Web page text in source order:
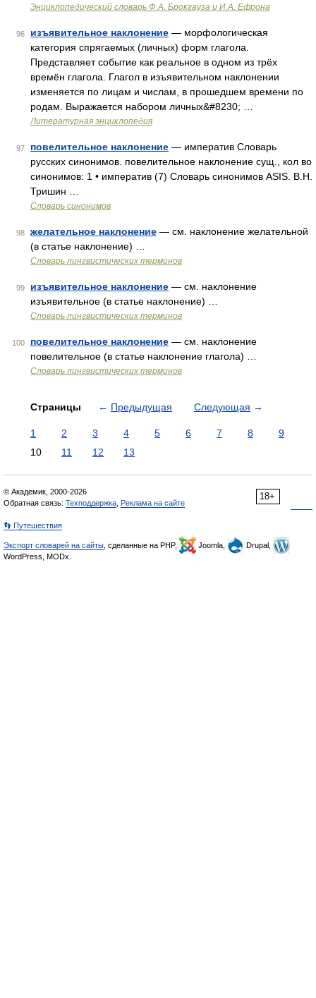
Энциклопедический словарь Ф.А. Брокгауза и И.А. Ефрона
96 изъявительное наклонение — морфологическая
категория спрягаемых (личных) форм глагола.
Представляет событие как реальное в одном из трёх
времён глагола. Глагол в изъявительном наклонении
изменяется по лицам и числам, в прошедшем времени по
родам. Выражается набором личных&#8230; …
Литературная энциклопедия
97 повелительное наклонение — императив Словарь
русских синонимов. повелительное наклонение сущ., кол во
синонимов: 1 • императив (7) Словарь синонимов ASIS. В.Н.
Тришин …
Словарь синонимов
98 желательное наклонение — см. наклонение желательной
(в статье наклонение) …
Словарь лингвистических терминов
99 изъявительное наклонение — см. наклонение
изъявительное (в статье наклонение) …
Словарь лингвистических терминов
100 повелительное наклонение — см. наклонение
повелительное (в статье наклонение глагола) …
Словарь лингвистических терминов
Страницы ← Предыдущая Следующая →
1 2 3 4 5 6 7 8
9
10
11 12 13
18+
© Академик, 2000-2026
Обратная связь: Техподдержка Реклама на сайте
👣 Путешествия
Экспорт словарей на сайты , сделанные на PHP, Joomla,
Drupal,
WordPress, MODx.